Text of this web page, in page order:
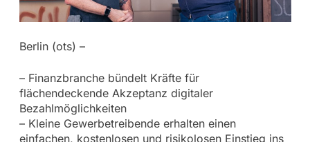
Berlin (ots) –
– Finanzbranche bündelt Kräfte für
flächendeckende Akzeptanz digitaler
Bezahlmöglichkeiten
– Kleine Gewerbetreibende erhalten einen
einfachen, kostenlosen und risikolosen Einstieg ins